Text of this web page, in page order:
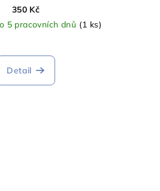
350 Kč
5 pracovních dnů (1 ks)
Detail